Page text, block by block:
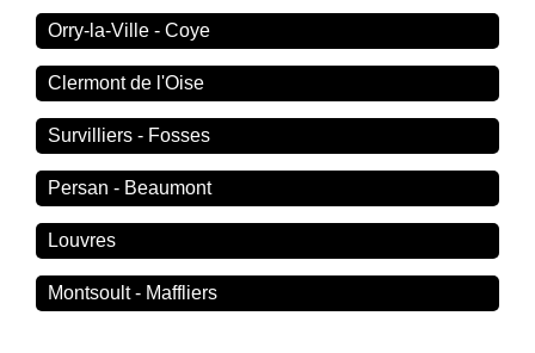
Orry-la-Ville - Coye
Clermont de l'Oise
Survilliers - Fosses
Persan - Beaumont
Louvres
Montsoult - Maffliers